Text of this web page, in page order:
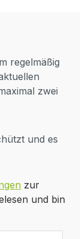
regelmäßig
zwei
und es
zur
und bin